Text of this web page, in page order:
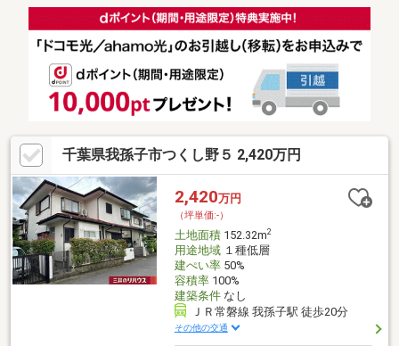
面道路は南側幅員約4.5mの公道、接道間口は約8.5m▼周辺環境・
我孫子第一小学校 徒歩7分(約560m)・栄第三調整池上公園 徒歩1
分(約10m)・ローソン我孫子寿店 徒歩7分(約510m)■ ご希望の住ま
お気軽にお問い合わせください。
千葉県我孫子市つくし野５ 2,420万円
2,420万円
（坪単価:-）
土地面積152.32m2
用途地域１種低層
建ぺい率50%
容積率100%
建築条件なし
ＪＲ常磐線 我孫子駅 徒歩20分
その他の交通